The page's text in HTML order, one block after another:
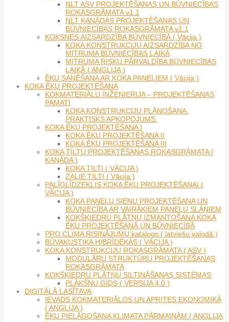
NLT ASV PROJEKTĒŠANAS UN BŪVNIECĪBAS
ROKASGRĀMATA v1.1
NLT KANĀDAS PROJEKTĒŠANAS UN
BŪVNIECĪBAS ROKASGRĀMATA v1.1
KOKSNES AIZSARDZĪBA BŪVNIECĪBĀ ( Vācija )
KOKA KONSTRUKCIJU AIZSARDZĪBA NO
MITRUMA BŪVNIECĪBAS LAIKĀ
MITRUMA RISKU PĀRVALDĪBA BŪVNIECĪBAS
LAIKĀ ( ANGLIJA )
ĒKU SANĒŠANA AR KOKA PANEĻIEM ( Vācija )
KOKA ĒKU PROJEKTĒŠANA
KOKMATERIĀLU INŽENIERIJA – PROJEKTĒŠANAS
PAMATI
KOKA KONSTRUKCIJU PLĀNOŠANA.
PRAKTISKS APKOPOJUMS.
KOKA ĒKU PROJEKTĒŠANA I
KOKA ĒKU PROJEKTĒŠANA II
KOKA ĒKU PROJEKTĒŠANA III
KOKA TILTU PROJEKTĒŠANAS ROKASGRĀMATA (
KANĀDA )
KOKA TILTI ( VĀCIJA )
ZAĻIE TILTI ( Vācija )
PALĪGLĪDZEKLIS KOKA ĒKU PROJEKTĒŠANAI (
VĀCIJA )
KOKA PANEĻU SIENU PROJEKTĒŠANA UN
BŪVNIECĪBA AR VAIRĀKIEM PANEĻU SLĀŅIEM
KOKŠĶIEDRU PLĀTŅU IZMANTOŠANA KOKA
ĒKU PROJEKTĒŠANĀ UN BŪVNIECĪBĀ
PRO CLIMA RISINĀJUMU katalogs ( latviešu valodā )
BŪVAKUSTIKA HIBRĪDĒKĀS ( VĀCIJA )
KOKA KONSTRUKCIJU ROKASGRĀMATA ( ASV )
MODULĀRU STRUKTŪRU PROJEKTĒŠANAS
ROKASGRĀMATA
KOKŠĶIEDRU PLĀTŅU SILTINĀŠANAS SISTĒMAS
PLĀKŠŅU GIDS ( VERSIJA 4.0 )
DIGITĀLĀ LASĪTAVA
IEVADS KOKMATERIĀLOS UN APRITES EKONOMIKĀ
( ANGLIJA )
ĒKU PIELĀGOŠANA KLIMATA PĀRMAIŅĀM ( ANGLIJA